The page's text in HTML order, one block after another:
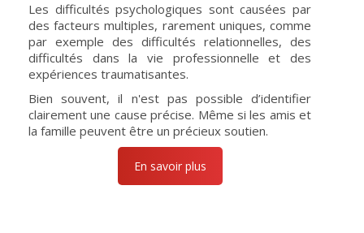
Les difficultés psychologiques sont causées par
des facteurs multiples, rarement uniques, comme
par exemple des difficultés relationnelles, des
difficultés dans la vie professionnelle et des
expériences traumatisantes.
Bien souvent, il n'est pas possible d’identifier
clairement une cause précise. Même si les amis et
la famille peuvent être un précieux soutien.
En savoir plus